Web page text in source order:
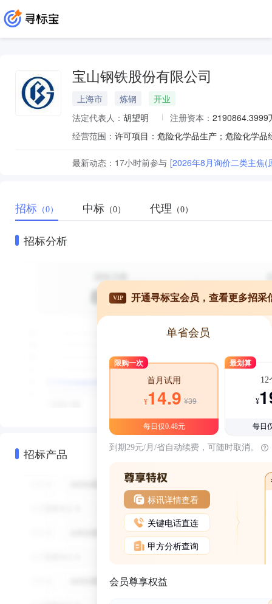
宝山钢铁股份有限公司
上海市 炼钢
开业
法定代表人： 胡望明 注册资本： 2190864.3999
经营范围：
最新动态： 17小时前参与 [2026年8月询价二类主焦
招标 （0） 中标 （0） 代理 （0）
招标分析
招标产品
VIP 开通寻标宝会员，查看更多招采
单省会员
限购一次
首月试用
¥14.9 ¥39
每日仅0.48元
最划算
12
¥
每日
到期29元/月/省自动续费，可随时取消。
标讯详情查看
关键电话直连
甲方分析查询
会员尊享权益